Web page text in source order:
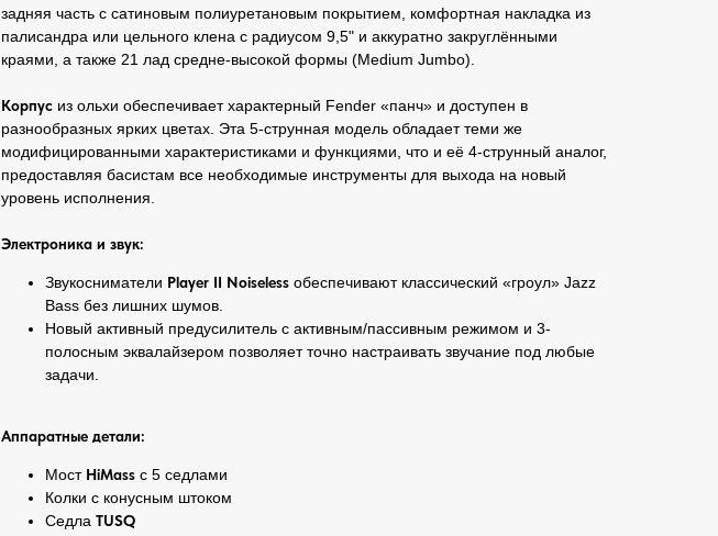
задняя часть с сатиновым полиуретановым покрытием, комфортная накладка из
палисандра или цельного клена с радиусом 9,5" и аккуратно закруглёнными
краями, а также 21 лад средне-высокой формы (Medium Jumbo).
Корпус из ольхи обеспечивает характерный Fender «панч» и доступен в
разнообразных ярких цветах. Эта 5-струнная модель обладает теми же
модифицированными характеристиками и функциями, что и её 4-струнный аналог,
предоставляя басистам все необходимые инструменты для выхода на новый
уровень исполнения.
Электроника и звук:
Звукосниматели Player II Noiseless обеспечивают классический «гроул» Jazz
Bass без лишних шумов.
Новый активный предусилитель с активным/пассивным режимом и 3-
полосным эквалайзером позволяет точно настраивать звучание под любые
задачи.
Аппаратные детали:
Мост HiMass с 5 седлами
Колки с конусным штоком
Седла TUSQ